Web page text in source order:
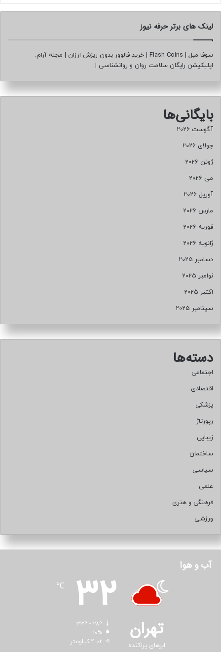
لینک های برتر حرفه نیوز
سوفا مبل |
Flash Coins
| خرید فالوور بدون ریزش ارزان | مجله آرام:
اپلیکیشن رایگان سلامت روان و روانشناسی |
بایگانی‌ها
آگوست 2026
جولای 2026
ژوئن 2026
می 2026
آوریل 2026
مارس 2026
فوریه 2026
ژانویه 2026
دسامبر 2025
نوامبر 2025
اکتبر 2025
سپتامبر 2025
دسته‌ها
اجتماعی
اقتصادی
پزشکی
رپورتاژ
زیبایی
ساختمان
سیاسی
علمی
فرهنگی و هنری
ورزشی
آب و هوا
تهران
ابرهای پراکنده
32
℃
10%
4.02 کیلومتر